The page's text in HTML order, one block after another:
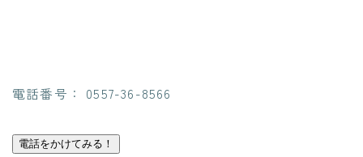
電話番号： 0557-36-8566
電話をかけてみる！